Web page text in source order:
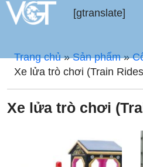
[gtranslate]
Trang chủ»Sản phẩm»
Xe lửa trò chơi (Train
Xe lửa trò chơi